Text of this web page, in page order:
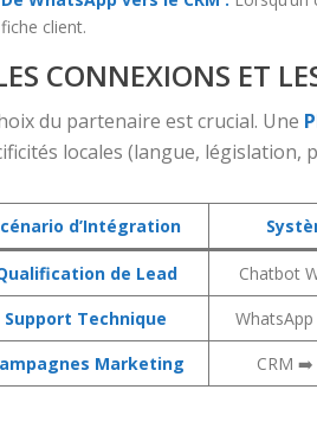
fiche client.
CONNEXIONS ET
du partenaire est crucial. Une
locales (langue, législation,
d’Intégration
de Lead Chatbot
Support Technique
Marketing
CRM ➡️